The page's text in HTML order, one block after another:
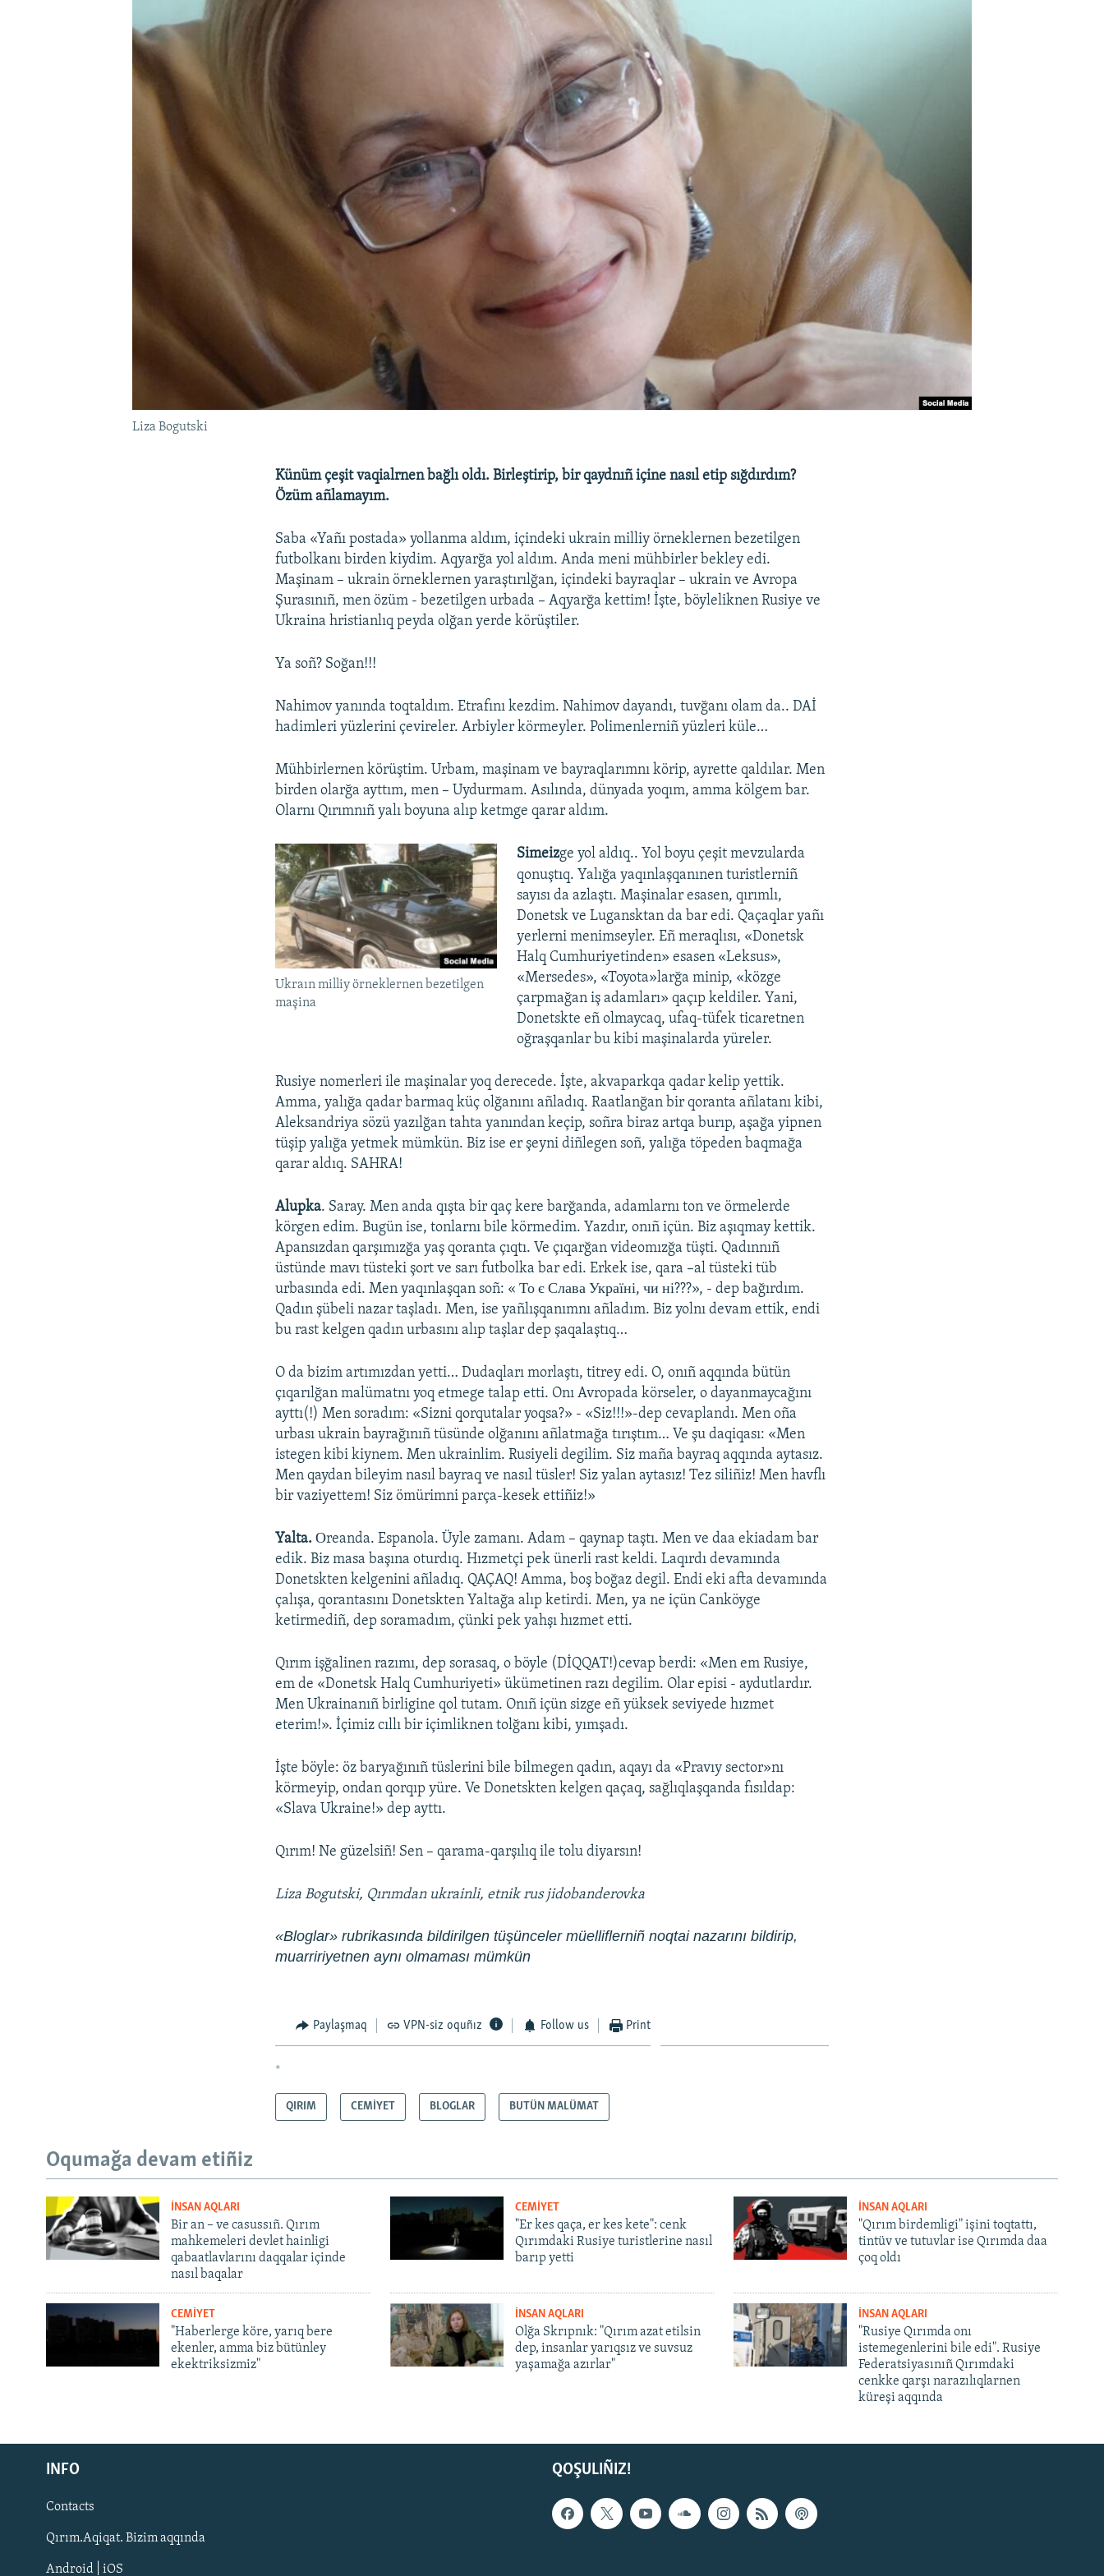
Русский
Українською
QOŞULIÑIZ!
Liza Bogutski
Künüm çeşit vaqialrnen bağlı oldı. Birleştirip, bir qaydnıñ içine nasıl etip sığdırdım?
Özüm añlamayım.
Saba «Yañı postada» yollanma aldım, içindeki ukrain milliy örneklernen bezetilgen
futbolkanı birden kiydim. Aqyarğa yol aldım. Anda meni mühbirler bekley edi.
Maşinam – ukrain örneklernen yaraştırılğan, içindeki bayraqlar – ukrain ve Avropa
Şurasınıñ, men özüm - bezetilgen urbada – Aqyarğa kettim! İşte, böyleliknen Rusiye ve
Ukraina hristianlıq peyda olğan yerde körüştiler.
Ya soñ? Soğan!!!
Nahimov yanında toqtaldım. Etrafını kezdim. Nahimov dayandı, tuvğanı olam da.. DAİ
hadimleri yüzlerini çevireler. Arbiyler körmeyler. Polimenlerniñ yüzleri küle…
Mühbirlernen körüştim. Urbam, maşinam ve bayraqlarımnı körip, ayrette qaldılar. Men
birden olarğa ayttım, men – Uydurmam. Asılında, dünyada yoqım, amma kölgem bar.
Olarnı Qırımnıñ yalı boyuna alıp ketmge qarar aldım.
Ukraın milliy örneklernen bezetilgen
maşina
Simeizge yol aldıq.. Yol boyu çeşit mevzularda
qonuştıq. Yalığa yaqınlaşqanınen turistlerniñ
sayısı da azlaştı. Maşinalar esasen, qırımlı,
Donetsk ve Lugansktan da bar edi. Qaçaqlar yañı
yerlerni menimseyler. Eñ meraqlısı, «Donetsk
Halq Cumhuriyetinden» esasen «Leksus»,
«Mersedes», «Toyota»larğa minip, «közge
çarpmağan iş adamları» qaçıp keldiler. Yani,
Donetskte eñ olmaycaq, ufaq-tüfek ticaretnen
oğraşqanlar bu kibi maşinalarda yüreler.
Rusiye nomerleri ile maşinalar yoq derecede. İşte, akvaparkqa qadar kelip yettik.
Amma, yalığa qadar barmaq küç olğanını añladıq. Raatlanğan bir qoranta añlatanı kibi,
Aleksandriya sözü yazılğan tahta yanından keçip, soñra biraz artqa burıp, aşağa yipnen
tüşip yalığa yetmek mümkün. Biz ise er şeyni diñlegen soñ, yalığa töpeden baqmağa
qarar aldıq. SAHRA!
Alupka. Saray. Men anda qışta bir qaç kere barğanda, adamlarnı ton ve örmelerde
körgen edim. Bugün ise, tonlarnı bile körmedim. Yazdır, onıñ içün. Biz aşıqmay kettik.
Apansızdan qarşımızğa yaş qoranta çıqtı. Ve çıqarğan videomızğa tüşti. Qadınnıñ
üstünde mavı tüsteki şort ve sarı futbolka bar edi. Erkek ise, qara –al tüsteki tüb
urbasında edi. Men yaqınlaşqan soñ: « То є Слава Україні, чи ні???», - dep bağırdım.
Qadın şübeli nazar taşladı. Men, ise yañlışqanımnı añladım. Biz yolnı devam ettik, endi
bu rast kelgen qadın urbasını alıp taşlar dep şaqalaştıq…
O da bizim artımızdan yetti… Dudaqları morlaştı, titrey edi. O, onıñ aqqında bütün
çıqarılğan malümatnı yoq etmege talap etti. Onı Avropada körseler, o dayanmaycağını
ayttı(!) Men soradım: «Sizni qorqutalar yoqsa?» - «Siz!!!»-dep cevaplandı. Men oña
urbası ukrain bayrağınıñ tüsünde olğanını añlatmağa tırıştım… Ve şu daqiqası: «Men
istegen kibi kiynem. Men ukrainlim. Rusiyeli degilim. Siz maña bayraq aqqında aytasız.
Men qaydan bileyim nasıl bayraq ve nasıl tüsler! Siz yalan aytasız! Tez siliñiz! Men havflı
bir vaziyettem! Siz ömürimni parça-kesek ettiñiz!»
Yalta. Оreanda. Espanola. Üyle zamanı. Adam – qaynap taştı. Men ve daa ekiadam bar
edik. Biz masa başına oturdıq. Hızmetçi pek ünerli rast keldi. Laqırdı devamında
Donetskten kelgenini añladıq. QAÇAQ! Amma, boş boğaz degil. Endi eki afta devamında
çalışa, qorantasını Donetskten Yaltağa alıp ketirdi. Men, ya ne içün Canköyge
ketirmediñ, dep soramadım, çünki pek yahşı hızmet etti.
Qırım işğalinen razımı, dep sorasaq, o böyle (DİQQAT!)cevap berdi: «Men em Rusiye,
em de «Donetsk Halq Cumhuriyeti» ükümetinen razı degilim. Olar episi - aydutlardır.
Men Ukrainanıñ birligine qol tutam. Onıñ içün sizge eñ yüksek seviyede hızmet
eterim!». İçimiz cıllı bir içimliknen tolğanı kibi, yımşadı.
İşte böyle: öz baryağınıñ tüslerini bile bilmegen qadın, aqayı da «Pravıy sector»nı
körmeyip, ondan qorqıp yüre. Ve Donetskten kelgen qaçaq, sağlıqlaşqanda fısıldap:
«Slava Ukraine!» dep ayttı.
Qırım! Ne güzelsiñ! Sen – qarama-qarşılıq ile tolu diyarsın!
Liza Bogutski, Qırımdan ukrainli, etnik rus jidobanderovka
«Bloglar» rubrikasında bildirilgen tüşünceler müelliflerniñ noqtai nazarını bildirip,
muarririyetnen aynı olmaması mümkün
Paylaşmaq VPN-siz oquñız Follow us Print
*
QIRIM CEMİYET BLOGLAR BUTÜN MALÜMAT
Oqumağa devam etiñiz
İNSAN AQLARI
Bir an – ve casussıñ. Qırım
mahkemeleri devlet hainligi
qabaatlavlarını daqqalar içinde
nasıl baqalar
CEMİYET
"Er kes qaça, er kes kete": cenk
Qırımdaki Rusiye turistlerine nasıl
barıp yetti
İNSAN AQLARI
"Qırım birdemligi" işini toqtattı,
tintüv ve tutuvlar ise Qırımda daa
çoq oldı
CEMİYET
"Haberlerge köre, yarıq bere
ekenler, amma biz bütünley
ekektriksizmiz"
İNSAN AQLARI
Olğa Skrıpnık: "Qırım azat etilsin
dep, insanlar yarıqsız ve suvsuz
yaşamağa azırlar"
İNSAN AQLARI
"Rusiye Qırımda onı
istemegenlerini bile edi". Rusiye
Federatsiyasınıñ Qırımdaki
cenkke qarşı narazılıqlarnen
küreşi aqqında
QOŞULIÑIZ!
INFO
Contacts
Qırım.Aqiqat. Bizim aqqında
Android | iOS